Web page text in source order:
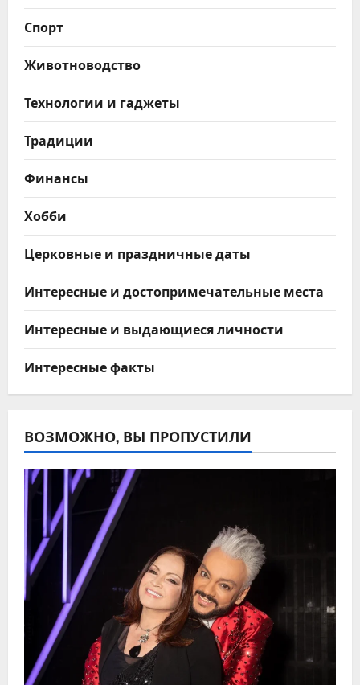
Спорт
Животноводство
Технологии и гаджеты
Традиции
Финансы
Хобби
Церковные и праздничные даты
Интересные и достопримечательные места
Интересные и выдающиеся личности
Интересные факты
ВОЗМОЖНО, ВЫ ПРОПУСТИЛИ